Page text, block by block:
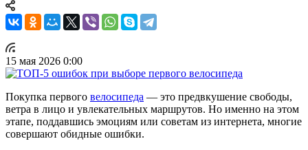
15 мая 2026 0:00
Покупка первого велосипеда — это предвкушение свободы,
ветра в лицо и увлекательных маршрутов. Но именно на этом
этапе, поддавшись эмоциям или советам из интернета, многие
совершают обидные ошибки.